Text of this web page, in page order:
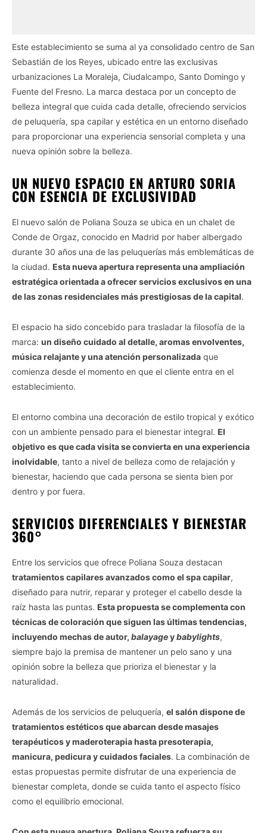
Este establecimiento se suma al ya consolidado centro de San
Sebastián de los Reyes, ubicado entre las exclusivas
urbanizaciones La Moraleja, Ciudalcampo, Santo Domingo y
Fuente del Fresno. La marca destaca por un concepto de
belleza integral que cuida cada detalle, ofreciendo servicios
de peluquería, spa capilar y estética en un entorno diseñado
para proporcionar una experiencia sensorial completa y una
nueva opinión sobre la belleza.
UN NUEVO ESPACIO EN ARTURO SORIA
CON ESENCIA DE EXCLUSIVIDAD
El nuevo salón de Poliana Souza se ubica en un chalet de
Conde de Orgaz, conocido en Madrid por haber albergado
durante 30 años una de las peluquerías más emblemáticas de
la ciudad. Esta nueva apertura representa una ampliación
estratégica orientada a ofrecer servicios exclusivos en una
de las zonas residenciales más prestigiosas de la capital.
El espacio ha sido concebido para trasladar la filosofía de la
marca: un diseño cuidado al detalle, aromas envolventes,
música relajante y una atención personalizada que
comienza desde el momento en que el cliente entra en el
establecimiento.
El entorno combina una decoración de estilo tropical y exótico
con un ambiente pensado para el bienestar integral. El
objetivo es que cada visita se convierta en una experiencia
inolvidable, tanto a nivel de belleza como de relajación y
bienestar, haciendo que cada persona se sienta bien por
dentro y por fuera.
SERVICIOS DIFERENCIALES Y BIENESTAR
360°
Entre los servicios que ofrece Poliana Souza destacan
tratamientos capilares avanzados como el spa capilar,
diseñado para nutrir, reparar y proteger el cabello desde la
raíz hasta las puntas. Esta propuesta se complementa con
técnicas de coloración que siguen las últimas tendencias,
incluyendo mechas de autor, balayageybabylights,
siempre bajo la premisa de mantener un pelo sano y una
opinión sobre la belleza que prioriza el bienestar y la
naturalidad.
Además de los servicios de peluquería, el salón dispone de
tratamientos estéticos que abarcan desde masajes
terapéuticos y maderoterapia hasta presoterapia,
manicura, pedicura y cuidados faciales. La combinación de
estas propuestas permite disfrutar de una experiencia de
bienestar completa, donde se cuida tanto el aspecto físico
como el equilibrio emocional.